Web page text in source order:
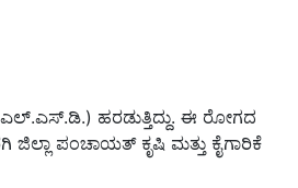
ಹರಡುತ್ತಿದ್ದು. ಈ ರೋಗದ
ಜಿಲ್ಲಾ ಪಂಚಾಯತ್ ಕೃಷಿ ಮತ್ತು ಕೈಗಾರಿಕೆ